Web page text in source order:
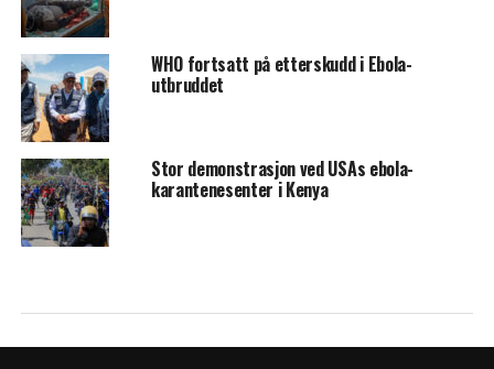
WHO fortsatt på etterskudd i Ebola-
utbruddet
Stor demonstrasjon ved USAs ebola-
karantenesenter i Kenya